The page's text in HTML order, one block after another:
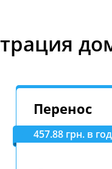
Перенос
457.88 грн. в год